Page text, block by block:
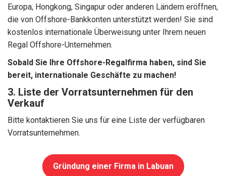
Europa, Hongkong, Singapur oder anderen Ländern eröffnen,
die von Offshore-Bankkonten unterstützt werden! Sie sind
kostenlos internationale Überweisung unter Ihrem neuen
Regal Offshore-Unternehmen.
Sobald Sie Ihre Offshore-Regalfirma haben, sind Sie
bereit, internationale Geschäfte zu machen!
3. Liste der Vorratsunternehmen für den
Verkauf
Bitte kontaktieren Sie uns für eine Liste der verfügbaren
Vorratsunternehmen.
Gründung einer Firma in Labuan